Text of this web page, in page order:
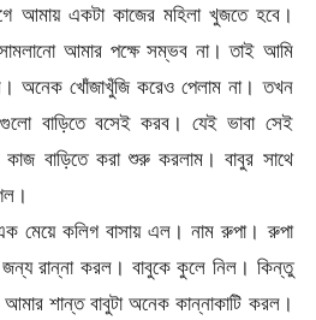
একটা কাজের মহিলা খুজতে হবে।
আমার পক্ষে সম্ভব না। তাই আমি
অনেক খোঁজাখুঁজি করেও পেলাম না। তখন
বাড়িতে বসেই করব। যেই ভাবা সেই
বাড়িতে করা শুরু করলাম। বাবুর সাথে
মেয়ে কলিগ বাসায় এল। নাম রুপা। রুপা
রান্না করল। বাবুকে কুলে নিল। কিন্তু
শান্ত বাবুটা অনেক কান্নাকাটি করল।